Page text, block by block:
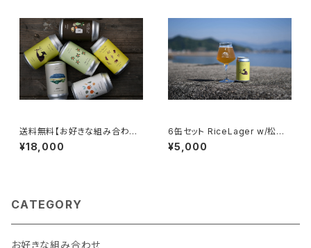
送料無料【お好きな組み合わ
せ 24本セット】
¥18,000
6缶セット RiceLager w/松山
三井
¥5,000
CATEGORY
お好きな組み合わせ